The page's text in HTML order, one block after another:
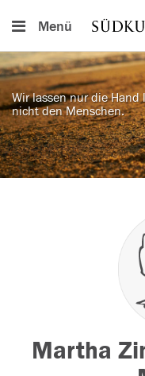
Menü
Wir lassen nur die Hand
nicht den Menschen.
Martha